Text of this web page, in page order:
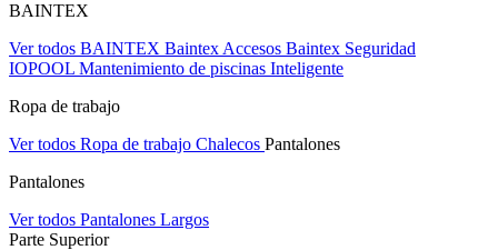
BAINTEX
Ver todos BAINTEX Baintex Accesos Baintex Seguridad
IOPOOL Mantenimiento de piscinas Inteligente
Ropa de trabajo
Ver todos Ropa de trabajo Chalecos Pantalones
Pantalones
Ver todos Pantalones Largos
Parte Superior